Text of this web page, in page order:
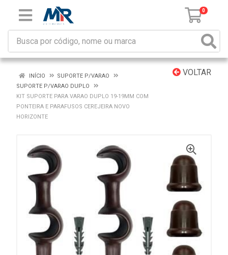
0
VOLTAR
INÍCIO
SUPORTE P/VARAO
SUPORTE P/VARAO DUPLO
KIT SUPORTE PARA VARAO DUPLO 19-19MM COM
PONTEIRA E PARAFUSOS CEREJEIRA NOVO
HORIZONTE